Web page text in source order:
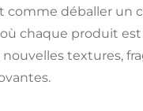
comme déballer un
où chaque produit
nouvelles textures,